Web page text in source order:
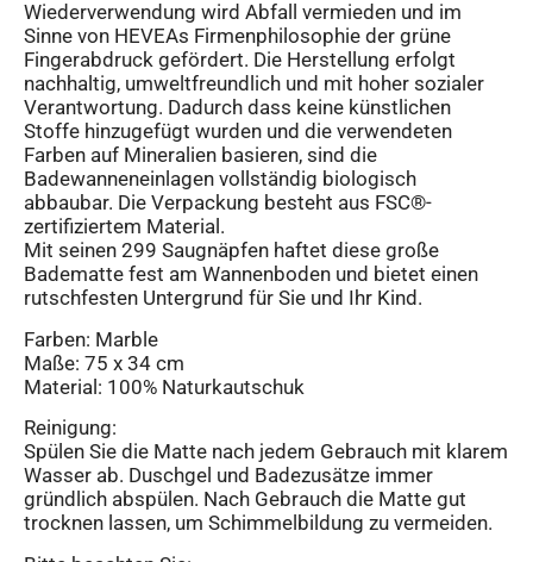
Wiederverwendung wird Abfall vermieden und im
Sinne von HEVEAs Firmenphilosophie der grüne
Fingerabdruck gefördert. Die Herstellung erfolgt
nachhaltig, umweltfreundlich und mit hoher sozialer
Verantwortung. Dadurch dass keine künstlichen
Stoffe hinzugefügt wurden und die verwendeten
Farben auf Mineralien basieren, sind die
Badewanneneinlagen vollständig biologisch
abbaubar. Die Verpackung besteht aus FSC®-
zertifiziertem Material.
Mit seinen 299 Saugnäpfen haftet diese große
Badematte fest am Wannenboden und bietet einen
rutschfesten Untergrund für Sie und Ihr Kind.
Farben: Marble
Maße: 75 x 34 cm
Material: 100% Naturkautschuk
Reinigung:
Spülen Sie die Matte nach jedem Gebrauch mit klarem
Wasser ab. Duschgel und Badezusätze immer
gründlich abspülen. Nach Gebrauch die Matte gut
trocknen lassen, um Schimmelbildung zu vermeiden.